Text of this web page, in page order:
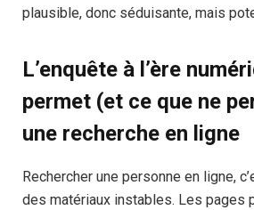
plausible, donc séduisante, mais
L’enquête à l’ère
permet (et ce que ne
une recherche en ligne
Rechercher une personne en ligne,
des matériaux instables. Les pages